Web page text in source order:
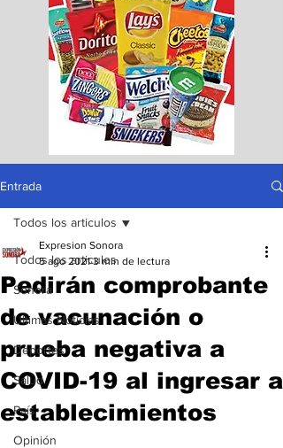
Entrada
Todos los articulos
Sonora
Ultimas Noticias
Deportes
Salud
País
Opinión
Todos los articulos
Pedirán comprobante
de vacunación o
prueba negativa a
COVID-19 al ingresar a
establecimientos
Expresion Sonora
5 ago 2021 3 min de lectura